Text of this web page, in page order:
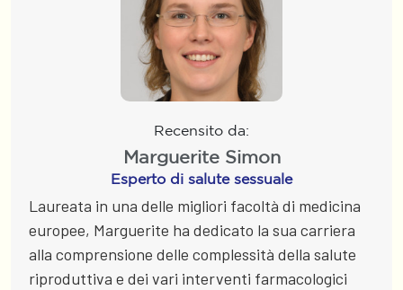
Recensito da:
Marguerite Simon
Esperto di salute sessuale
Laureata in una delle migliori facoltà di medicina
europee, Marguerite ha dedicato la sua carriera
alla comprensione delle complessità della salute
riproduttiva e dei vari interventi farmacologici